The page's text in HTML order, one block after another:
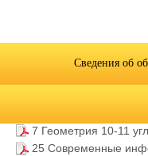
7 Геометрия 10-11
25 Современные
Сведения об